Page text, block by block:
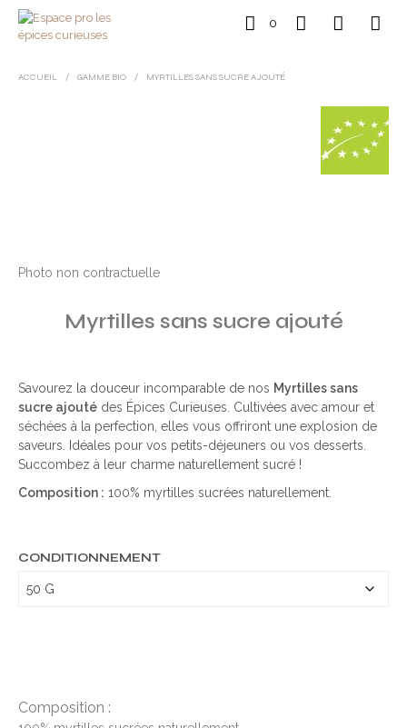
0
ACCUEIL / GAMME BIO / MYRTILLES SANS SUCRE AJOUTÉ
Photo non contractuelle
Myrtilles sans sucre ajouté
Savourez la douceur incomparable de nos Myrtilles sans
sucre ajouté des Épices Curieuses. Cultivées avec amour et
séchées à la perfection, elles vous offriront une explosion de
saveurs. Idéales pour vos petits-déjeuners ou vos desserts.
Succombez à leur charme naturellement sucré !
Composition : 100% myrtilles sucrées naturellement.
CONDITIONNEMENT
Composition :